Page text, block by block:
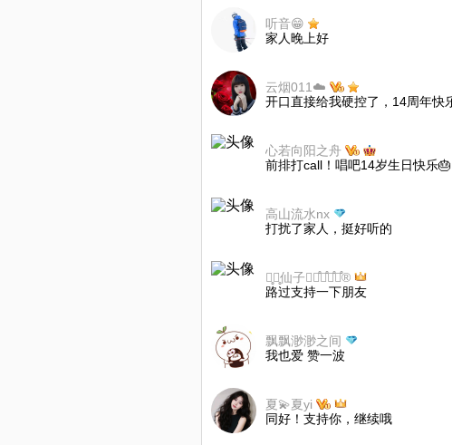
听音😁
家人晚上好
云烟011☁️
开口直接给我硬控了，14周年快
心若向阳之舟
前排打call！唱吧14岁生日快乐🎂
高山流水nx
打扰了家人，挺好听的
紫̥霞̥仙子✰威̊势̊联̊盟̊®
路过支持一下朋友
飘飘渺渺之间
我也爱 赞一波
夏💫夏yi
同好！支持你，继续哦